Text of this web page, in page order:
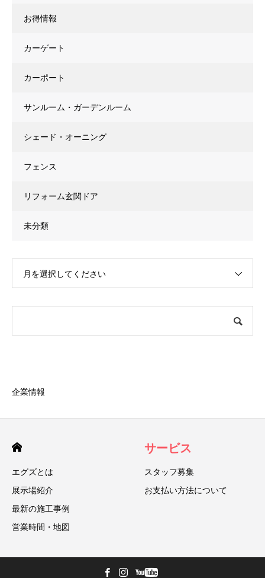
お得情報
カーゲート
カーポート
サンルーム・ガーデンルーム
シェード・オーニング
フェンス
リフォーム玄関ドア
未分類
月を選択してください
企業情報
エグズとは
展示場紹介
最新の施工事例
営業時間・地図
サービス
スタッフ募集
お支払い方法について